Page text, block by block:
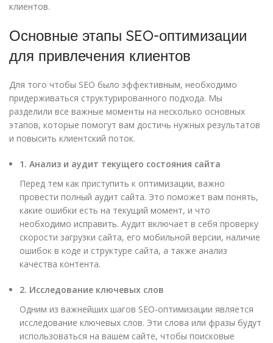
клиентов.
Основные этапы SEO-оптимизации
для привлечения клиентов
Для того чтобы SEO было эффективным, необходимо
придерживаться структурированного подхода. Мы
разделили все важные моменты на несколько основных
этапов, которые помогут вам достичь нужных результатов
и повысить клиентский поток.
1. Анализ и аудит текущего состояния сайта
Перед тем как приступить к оптимизации, важно
провести полный аудит сайта. Это поможет вам понять,
какие ошибки есть на текущий момент, и что
необходимо исправить. Аудит включает в себя проверку
скорости загрузки сайта, его мобильной версии, наличие
ошибок в коде и структуре сайта, а также анализ
качества контента.
2. Исследование ключевых слов
Одним из важнейших шагов SEO-оптимизации является
исследование ключевых слов. Эти слова или фразы будут
использоваться на вашем сайте, чтобы поисковые